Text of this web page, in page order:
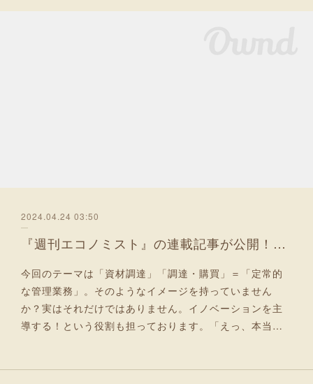
2024.04.24 03:50
『週刊エコノミスト』の連載記事が公開！Part3
今回のテーマは「資材調達」「調達・購買」＝「定常的
な管理業務」。そのようなイメージを持っていません
か？実はそれだけではありません。イノベーションを主
導する！という役割も担っております。「えっ、本当…